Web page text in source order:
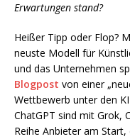
Erwartungen stand?
Heißer Tipp oder Flop?
neuste Modell für
und das Unternehmen
Blogpost von einer
Wettbewerb unter den
ChatGPT sind mit Grok,
Reihe Anbieter am